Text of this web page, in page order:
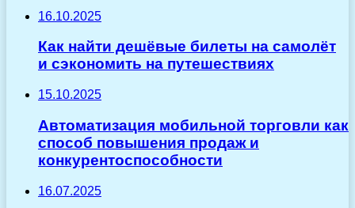
16.10.2025
Как найти дешёвые билеты на самолёт
и сэкономить на путешествиях
15.10.2025
Автоматизация мобильной торговли как
способ повышения продаж и
конкурентоспособности
16.07.2025